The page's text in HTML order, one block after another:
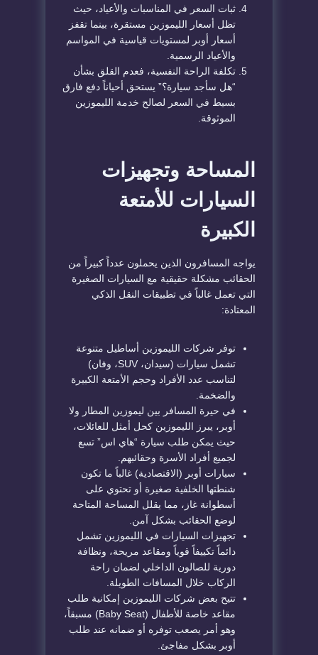
​ثبات السعر في المناسبات والأعياد، حيث
تظل أسعار الليموزين مستقرة، بينما تقفز
أسعار أوبر لمستويات قياسية في المواسم
والأعياد الرسمية.
​تكلفة الراحة النفسية، فعدم القلق بشأن
“هل سأجد سيارة؟” يستحق أحياناً دفع فارق
بسيط في السعر لصالح خدمة الليموزين
الموثوقة.
​المساحة وتجهيزات
السيارات للأمتعة
الكبيرة
​يواجه المسافرون الذين يحملون عدداً كبيراً من
الحقائب مشكلة حقيقية مع السيارات الصغيرة
التي تعمل غالباً في تطبيقات النقل الذكي
المعتادة:
​توفر شركات الليموزين أساطيل متنوعة
تشمل سيارات (سيدان، SUV، وفان)
لتناسب عدد الأفراد وحجم الأمتعة الكبيرة
والضخمة.
​في حيرة المسافر بين ليموزين المطار ولا
أوبر ، يبرز الليموزين كحل أمثل للعائلات،
حيث يمكن طلب سيارة “هاي اس” تسع
لجميع أفراد الأسرة وحقائبهم.
​سيارات أوبر (الاقتصادية) غالباً ما تكون
شنطتها الخلفية صغيرة أو تحتوي على
أسطوانة غاز، مما يقلل المساحة المتاحة
لوضع الحقائب بشكل آمن.
​تجهيزات السيارات في الليموزين تشمل
دائماً تكييفاً قوياً ومقاعد مريحة، ونظافة
دورية للصالون الداخلي لضمان راحة
الركاب خلال المسافات الطويلة.
​تتيح بعض شركات الليموزين إمكانية طلب
مقاعد خاصة للأطفال (Baby Seat) مسبقاً،
وهو أمر يصعب توفره أو ضمانه عند طلب
أوبر بشكل مفاجئ.